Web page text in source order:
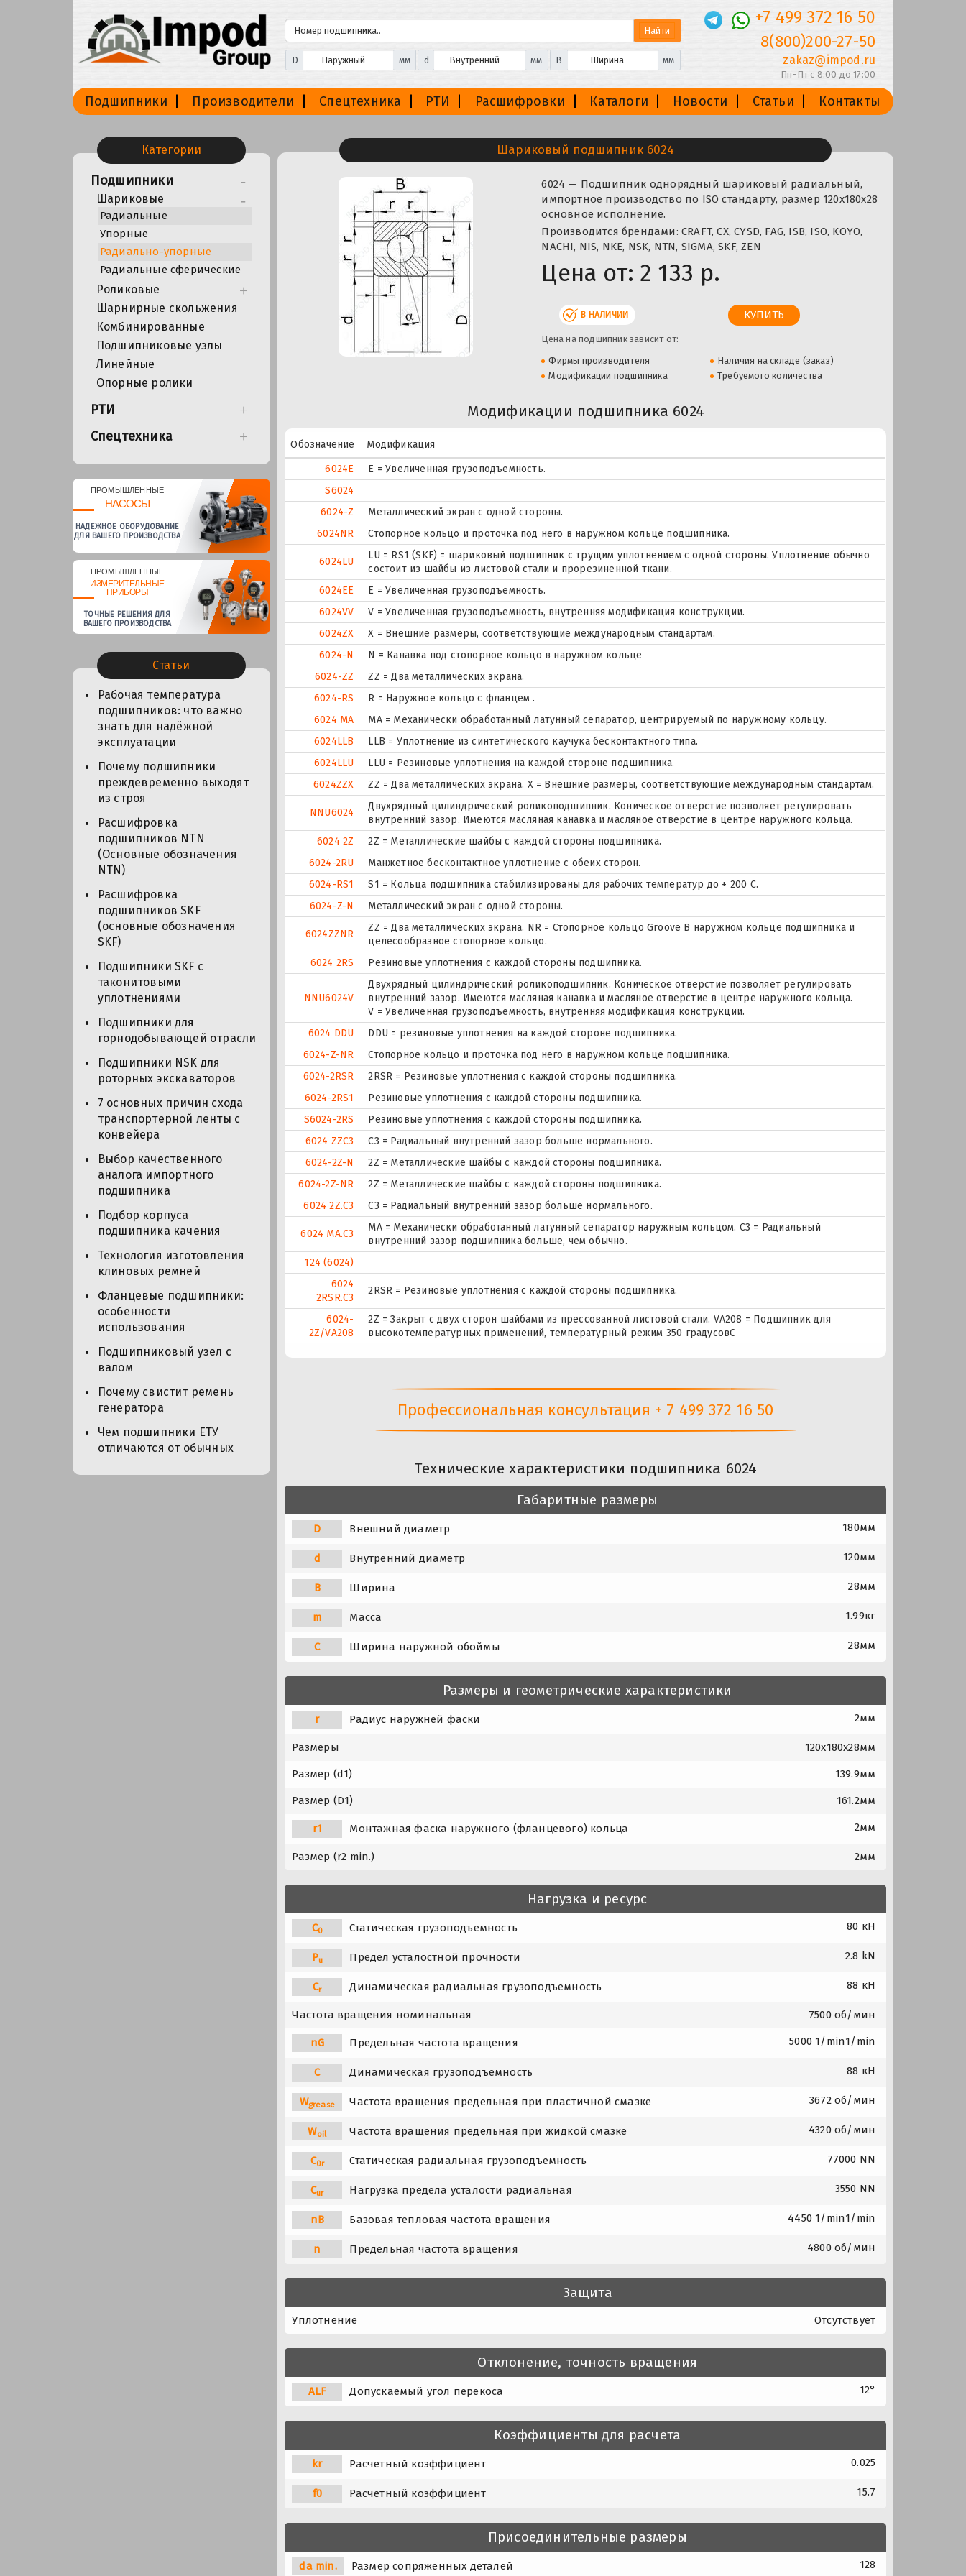
D мм d мм B мм
+7 499 372 16 50
8(800)200-27-50
zakaz@impod.ru
Пн-Пт с 8:00 до 17:00
Подшипники Производители Спецтехника РТИ Расшифровки Каталоги Новости Статьи Контакты
Категории
Подшипники
Шариковые
Радиальные
Упорные
Радиально-упорные
Радиальные сферические
Роликовые
Шарнирные скольжения
Комбинированные
Подшипниковые узлы
Линейные
Опорные ролики
РТИ
Спецтехника
ПРОМЫШЛЕННЫЕ
НАСОСЫ
НАДЕЖНОЕ ОБОРУДОВАНИЕ
ДЛЯ ВАШЕГО ПРОИЗВОДСТВА
ПРОМЫШЛЕННЫЕ
ИЗМЕРИТЕЛЬНЫЕ
ПРИБОРЫ
ТОЧНЫЕ РЕШЕНИЯ ДЛЯ
ВАШЕГО ПРОИЗВОДСТВА
Статьи
Рабочая температура
подшипников: что важно
знать для надёжной
эксплуатации
Почему подшипники
преждевременно выходят
из строя
Расшифровка
подшипников NTN
(Основные обозначения
NTN)
Расшифровка
подшипников SKF
(основные обозначения
SKF)
Подшипники SKF с
таконитовыми
уплотнениями
Подшипники для
горнодобывающей отрасли
Подшипники NSK для
роторных экскаваторов
7 основных причин схода
транспортерной ленты с
конвейера
Выбор качественного
аналога импортного
подшипника
Подбор корпуса
подшипника качения
Технология изготовления
клиновых ремней
Фланцевые подшипники:
особенности
использования
Подшипниковый узел с
валом
Почему свистит ремень
генератора
Чем подшипники ЕТУ
отличаются от обычных
Шариковый подшипник 6024
6024 — Подшипник однорядный шариковый радиальный,
импортное производство по ISO стандарту, размер 120x180x28
основное исполнение.
Производится брендами: CRAFT, CX, CYSD, FAG, ISB, ISO, KOYO,
NACHI, NIS, NKE, NSK, NTN, SIGMA, SKF, ZEN
Цена от: 2 133 р.
В НАЛИЧИИ
Цена на подшипник зависит от:
Фирмы производителя
Наличия на складе (заказ)
Модификации подшипника
Требуемого количества
Модификации подшипника 6024
Обозначение
Модификация
6024E
Е = Увеличенная грузоподъемность.
S6024
6024-Z
Металлический экран с одной стороны.
6024NR
Стопорное кольцо и проточка под него в наружном кольце подшипника.
6024LU
LU = RS1 (SKF) = шариковый подшипник с трущим уплотнением с одной стороны. Уплотнение обычно
состоит из шайбы из листовой стали и прорезиненной ткани.
6024EE
Е = Увеличенная грузоподъемность.
6024VV
V = Увеличенная грузоподъемность, внутренняя модификация конструкции.
6024ZX
X = Внешние размеры, соответствующие международным стандартам.
6024-N
N = Канавка под стопорное кольцо в наружном кольце
6024-ZZ
ZZ = Два металлических экрана.
6024-RS
R = Наружное кольцо с фланцем .
6024 MA
MA = Механически обработанный латунный сепаратор, центрируемый по наружному кольцу.
6024LLB
LLB = Уплотнение из синтетического каучука бесконтактного типа.
6024LLU
LLU = Резиновые уплотнения на каждой стороне подшипника.
6024ZZX
ZZ = Два металлических экрана. X = Внешние размеры, соответствующие международным стандартам.
NNU6024
Двухрядный цилиндрический роликоподшипник. Коническое отверстие позволяет регулировать
внутренний зазор. Имеются масляная канавка и масляное отверстие в центре наружного кольца.
6024 2Z
2Z = Металлические шайбы с каждой стороны подшипника.
6024-2RU
Манжетное бесконтактное уплотнение с обеих сторон.
6024-RS1
S1 = Кольца подшипника стабилизированы для рабочих температур до + 200 С.
6024-Z-N
Металлический экран с одной стороны.
6024ZZNR
ZZ = Два металлических экрана. NR = Стопорное кольцо Groove В наружном кольце подшипника и
целесообразное стопорное кольцо.
6024 2RS
Резиновые уплотнения с каждой стороны подшипника.
NNU6024V
Двухрядный цилиндрический роликоподшипник. Коническое отверстие позволяет регулировать
внутренний зазор. Имеются масляная канавка и масляное отверстие в центре наружного кольца.
V = Увеличенная грузоподъемность, внутренняя модификация конструкции.
6024 DDU
DDU = резиновые уплотнения на каждой стороне подшипника.
6024-Z-NR
Стопорное кольцо и проточка под него в наружном кольце подшипника.
6024-2RSR
2RSR = Резиновые уплотнения с каждой стороны подшипника.
6024-2RS1
Резиновые уплотнения с каждой стороны подшипника.
S6024-2RS
Резиновые уплотнения с каждой стороны подшипника.
6024 ZZC3
C3 = Радиальный внутренний зазор больше нормального.
6024-2Z-N
2Z = Металлические шайбы с каждой стороны подшипника.
6024-2Z-NR
2Z = Металлические шайбы с каждой стороны подшипника.
6024 2Z.C3
C3 = Радиальный внутренний зазор больше нормального.
6024 MA.C3
MA = Механически обработанный латунный сепаратор наружным кольцом. C3 = Радиальный
внутренний зазор подшипника больше, чем обычно.
124 (6024)
6024
2RSR.C3
2RSR = Резиновые уплотнения с каждой стороны подшипника.
6024-
2Z/VA208
2Z = Закрыт с двух сторон шайбами из прессованной листовой стали. VA208 = Подшипник для
высокотемпературных применений, температурный режим 350 градусовC
Профессиональная консультация + 7 499 372 16 50
Технические характеристики подшипника 6024
Габаритные размеры
D Внешний диаметр 180мм
d Внутренний диаметр 120мм
B Ширина 28мм
m Масса 1.99кг
C Ширина наружной обоймы 28мм
Размеры и геометрические характеристики
r Радиус наружней фаски 2мм
Размеры 120x180x28мм
Размер (d1) 139.9мм
Размер (D1) 161.2мм
r1 Монтажная фаска наружного (фланцевого) кольца 2мм
Размер (r2 min.) 2мм
Нагрузка и ресурс
C0 Статическая грузоподъемность 80 кН
Pu Предел усталостной прочности 2.8 kN
Cr Динамическая радиальная грузоподъемность 88 кН
Частота вращения номинальная 7500 об/мин
nG Предельная частота вращения 5000 1/min1/min
C Динамическая грузоподъемность 88 кН
Wgrease Частота вращения предельная при пластичной смазке 3672 об/мин
Woil Частота вращения предельная при жидкой смазке 4320 об/мин
C0r Статическая радиальная грузоподъемность 77000 NN
Cur Нагрузка предела усталости радиальная 3550 NN
nB Базовая тепловая частота вращения 4450 1/min1/min
n Предельная частота вращения 4800 об/мин
Защита
Уплотнение Отсутствует
Отклонение, точность вращения
ALF Допускаемый угол перекоса 12°
Коэффициенты для расчета
kr Расчетный коэффициент 0.025
f0 Расчетный коэффициент 15.7
Присоединительные размеры
da min. Размер сопряженных деталей 128